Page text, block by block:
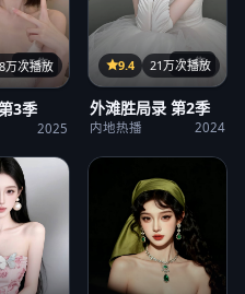
25集
万次播放
3季
2025
21集
9.4 21万次播放
外滩胜局录 第2季
内地热播 2024